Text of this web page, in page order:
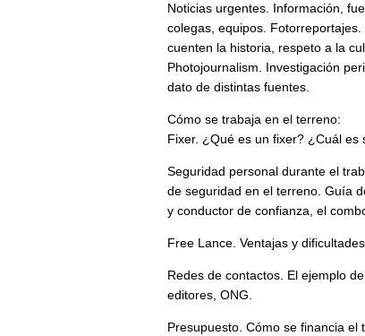
Noticias urgentes. Información,
colegas, equipos.
cuenten la historia, respeto a la
Photojournalism. Investigación
dato de distintas fuentes.
Cómo se trabaja en el terreno:
Fixer. ¿Qué es un fixer? ¿Cuál es
Seguridad personal durante el
de seguridad en el terreno. Guía
y conductor de confianza, el
Free Lance. Ventajas y
Redes de contactos. El ejemplo
editores, ONG.
Presupuesto. Cómo se financia el